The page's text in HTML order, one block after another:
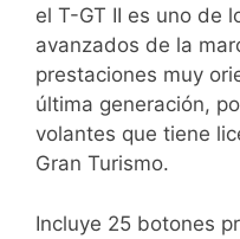
el T-GT II es uno de
avanzados de la
prestaciones muy
última generación,
volantes que tiene
Gran Turismo.
Incluye 25 botones